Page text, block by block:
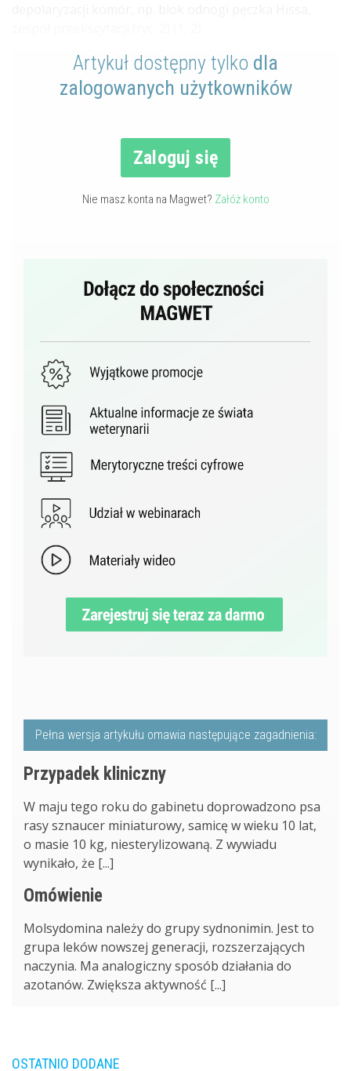
Artykuł dostępny tylko dla
zalogowanych użytkowników
Zaloguj się
Nie masz konta na Magwet? Załóż konto
Pełna wersja artykułu omawia następujące zagadnienia:
Przypadek kliniczny
W maju tego roku do gabinetu doprowadzono psa
rasy sznaucer miniaturowy, samicę w wieku 10 lat,
o masie 10 kg, niesterylizowaną. Z wywiadu
wynikało, że [...]
Omówienie
Molsydomina należy do grupy sydnonimin. Jest to
grupa leków nowszej generacji, rozszerzających
naczynia. Ma analogiczny sposób działania do
azotanów. Zwiększa aktywność [...]
OSTATNIO DODANE